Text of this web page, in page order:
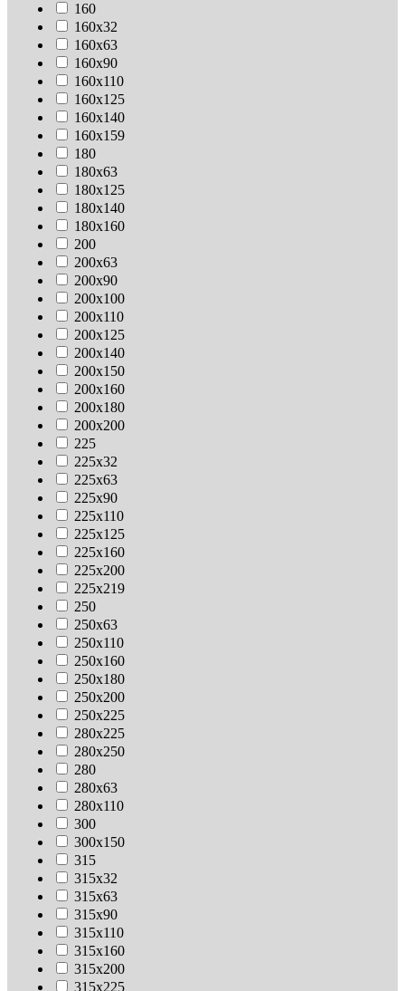
160
160х32
160х63
160х90
160х110
160х125
160х140
160х159
180
180х63
180х125
180х140
180х160
200
200х63
200х90
200х100
200х110
200х125
200х140
200х150
200х160
200х180
200х200
225
225х32
225х63
225х90
225х110
225х125
225х160
225х200
225х219
250
250х63
250х110
250х160
250х180
250х200
250х225
280х225
280х250
280
280х63
280х110
300
300х150
315
315х32
315х63
315х90
315х110
315х160
315х200
315х225